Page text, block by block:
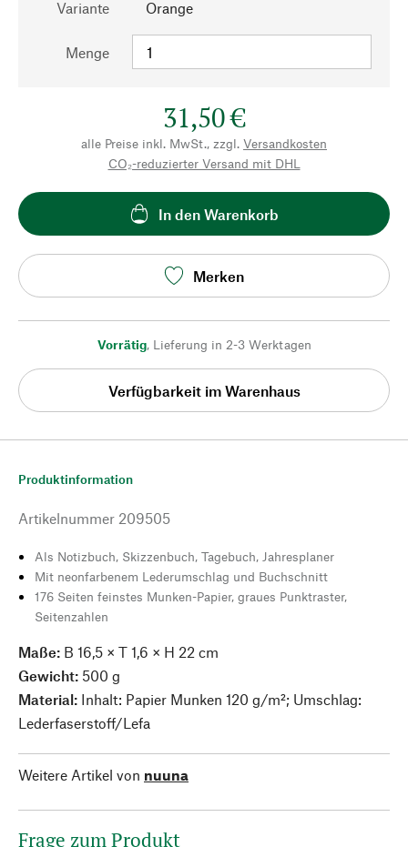
Variante Orange
Menge
31,50 €
alle Preise inkl. MwSt., zzgl. Versandkosten
CO₂-reduzierter Versand mit DHL
In den Warenkorb
Merken
Vorrätig, Lieferung in 2-3 Werktagen
Verfügbarkeit im Warenhaus
Produktinformation
Artikelnummer 209505
Als Notizbuch, Skizzenbuch, Tagebuch, Jahresplaner
Mit neonfarbenem Lederumschlag und Buchschnitt
176 Seiten feinstes Munken-Papier, graues Punktraster,
Seitenzahlen
Maße: B 16,5 × T 1,6 × H 22 cm
Gewicht: 500 g
Material: Inhalt: Papier Munken 120 g/m²; Umschlag:
Lederfaserstoff/Lefa
Weitere Artikel von nuuna
Frage zum Produkt